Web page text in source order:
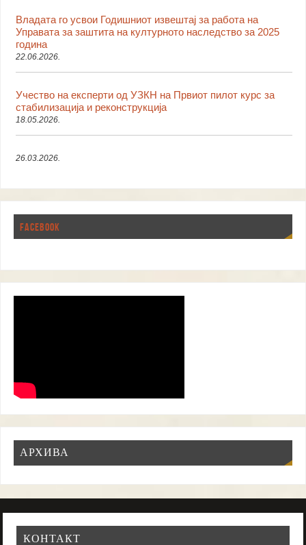
Владата го усвои Годишниот извештај за работа на
Управата за заштита на културното наследство за 2025
година
22.06.2026.
Учество на експерти од УЗКН на Првиот пилот курс за
стабилизација и реконструкција
18.05.2026.
26.03.2026.
FACEBOOK
АРХИВА
КОНТАКТ